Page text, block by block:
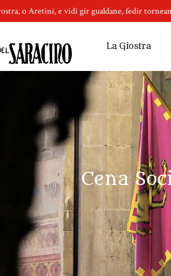
o Aretini, e vidi gir gualdane, fedir
La Giostra
Cena